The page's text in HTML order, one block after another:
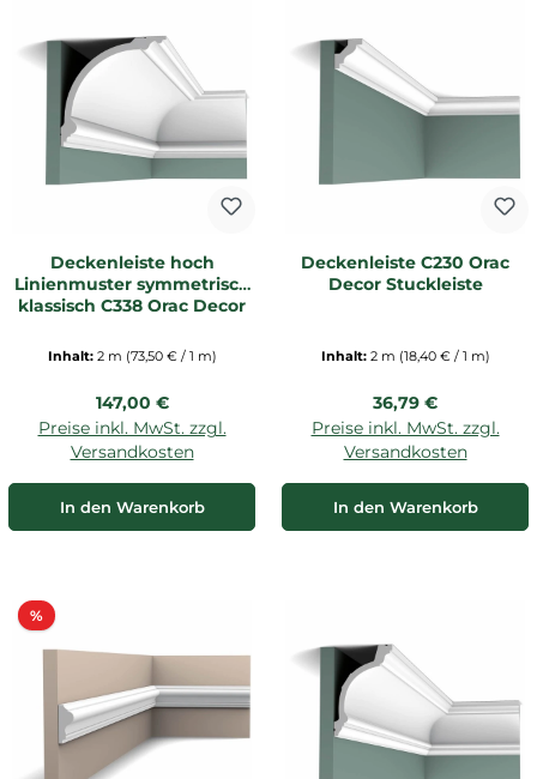
Deckenleiste hoch
Linienmuster symmetrisch
klassisch C338 Orac Decor
Inhalt: 2 m (73,50 € / 1 m)
Regulärer Preis:
147,00 €
Preise inkl. MwSt. zzgl.
Versandkosten
In den Warenkorb
Deckenleiste C230 Orac
Decor Stuckleiste
Inhalt: 2 m (18,40 € / 1 m)
Regulärer Preis:
36,79 €
Preise inkl. MwSt. zzgl.
Versandkosten
In den Warenkorb
%Rabatt